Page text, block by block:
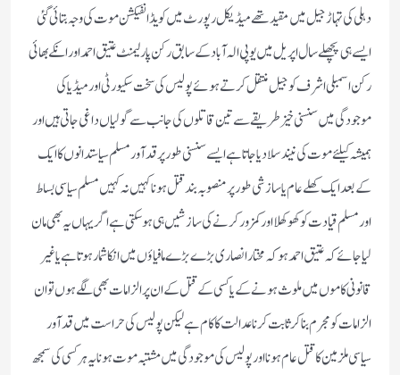
دہلی کی تہاڑ جیل میں مقید تھے میڈیکل رپورٹ میں کویڈ انفیکشن موت کی وجہ بتائی گئی
ایسے ہی پچھلے سال اپریل میں یوپی الہ آباد کے سابق رکن پارلیمنٹ عتیق احمد اور انکے بھائی
رکن اسمبلی اشرف کو جیل منتقل کرتے ہوئے پولیس کی سخت سکیورٹی اور میڈیا کی
موجودگی میں سنسنی خیز طریقے سے تین قاتلوں کی جانب سے گولیاں داغی جاتی ہیں اور
ہمیشہ کیلئے موت کی نیند سلادیا جاتا ہے ایسے سنسنی طور پر قدآور مسلم سیاستدانوں کا ایک
کے بعد ایک کھلے عام یا سازشی طور پر منصوبہ بند قتل ہونا کہیں نہ کہیں مسلم سیاسی بساط
اور مسلم قیادت کو کھوکھلا اورکمزور کرنے کی سازشیں ہی ہوسکتی ہے اگر یہاں یہ بھی مان
لیا جائے کہ عتیق احمد ہو کہ مختار انصاری بڑے بڑے مافیاؤں میں انکا شمار ہوتا ہے یا غیر
قانونی کاموں میں ملوث ہونے کے یا کسی کے قتل کے ان پر الزامات بھی لگے ہوں تو ان
الزامات کو مجرم بناکر ثابت کرنا عدالت کا کام ہے لیکن پولیس کی حراست میں قدآور
سیاسی ملزمین کا قتل عام ہونا اور پولیس کی موجودگی میں مشتبہ موت ہونا یہ ہر کسی کی سمجھ